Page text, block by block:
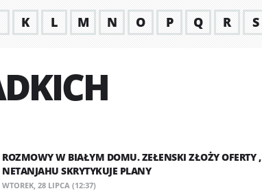
K L M N O P Q R S
ROZMOWY W BIAŁYM DOMU. ZEŁENSKI ZŁOŻY OFERTY ,
NETANJAHU SKRYTYKUJE PLANY
WTOREK, 28 LIPCA (12:37)